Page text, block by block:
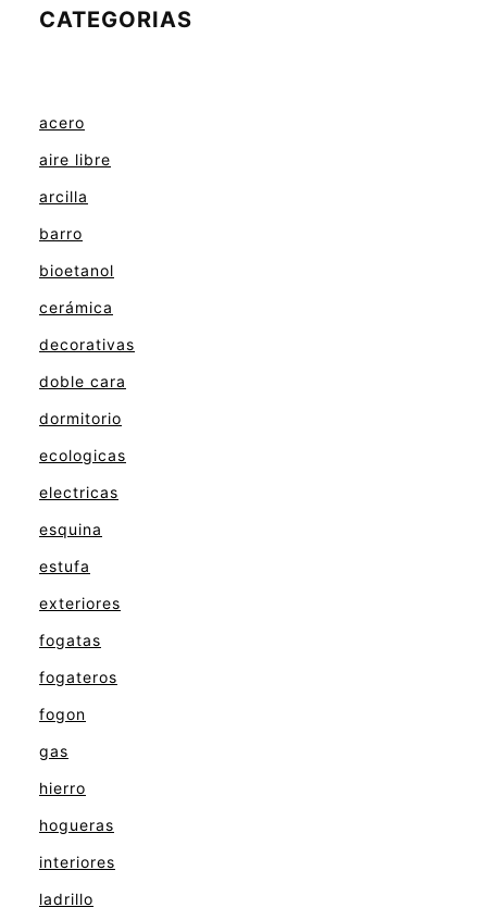
CATEGORIAS
acero
aire libre
arcilla
barro
bioetanol
cerámica
decorativas
doble cara
dormitorio
ecologicas
electricas
esquina
estufa
exteriores
fogatas
fogateros
fogon
gas
hierro
hogueras
interiores
ladrillo